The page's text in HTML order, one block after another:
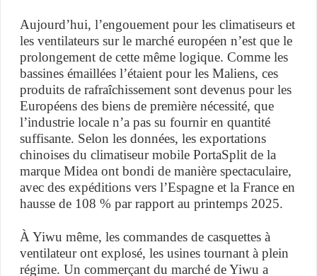
Aujourd’hui, l’engouement pour les climatiseurs et
les ventilateurs sur le marché européen n’est que le
prolongement de cette même logique. Comme les
bassines émaillées l’étaient pour les Maliens, ces
produits de rafraîchissement sont devenus pour les
Européens des biens de première nécessité, que
l’industrie locale n’a pas su fournir en quantité
suffisante. Selon les données, les exportations
chinoises du climatiseur mobile PortaSplit de la
marque Midea ont bondi de manière spectaculaire,
avec des expéditions vers l’Espagne et la France en
hausse de 108 % par rapport au printemps 2025.
À Yiwu même, les commandes de casquettes à
ventilateur ont explosé, les usines tournant à plein
régime. Un commerçant du marché de Yiwu a